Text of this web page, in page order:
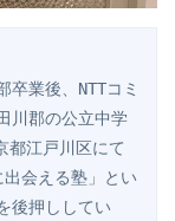
業後、NTTコミ
川郡の公立中学
都江戸川区にて
会える塾」とい
後押ししてい